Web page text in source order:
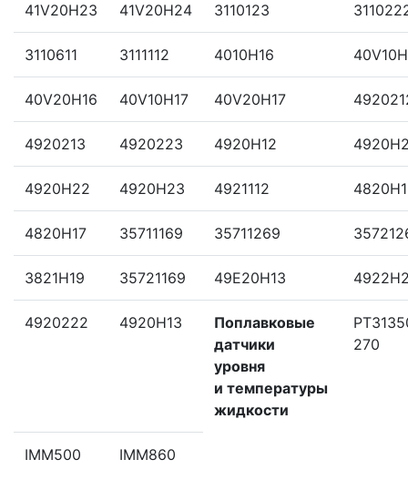
41V20H23 41V20H24 3110123
3110611 3111112 4010H16
40V20H16 40V10H17 40V20H17
4920213 4920223 4920H12
4920H22 4920H23 4921112
4820H17 35711169 35711269
3821H19 35721169 49E20H13
4920222 4920H13
Поплавковые
датчики
уровня
и температуры
жидкости
270
IMM500 IMM860